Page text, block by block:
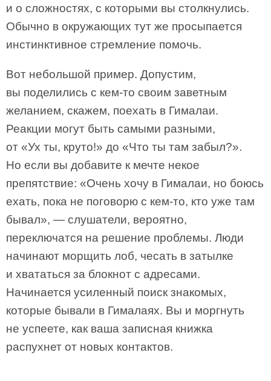
и о сложностях, с которыми вы столкнулись.
Обычно в окружающих тут же просыпается
инстинктивное стремление помочь.
Вот небольшой пример. Допустим,
вы поделились с кем-то своим заветным
желанием, скажем, поехать в Гималаи.
Реакции могут быть самыми разными,
от «Ух ты, круто!» до «Что ты там забыл?».
Но если вы добавите к мечте некое
препятствие: «Очень хочу в Гималаи, но боюсь
ехать, пока не поговорю с кем-то, кто уже там
бывал», — слушатели, вероятно,
переключатся на решение проблемы. Люди
начинают морщить лоб, чесать в затылке
и хвататься за блокнот с адресами.
Начинается усиленный поиск знакомых,
которые бывали в Гималаях. Вы и моргнуть
не успеете, как ваша записная книжка
распухнет от новых контактов.